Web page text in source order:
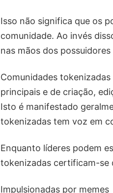
Isso não significa que os
comunidade. Ao invés
nas mãos dos
Comunidades
principais e de criação,
Isto é manifestado
tokenizadas tem voz em
Enquanto líderes podem
tokenizadas certificam-se
Impulsionadas por memes